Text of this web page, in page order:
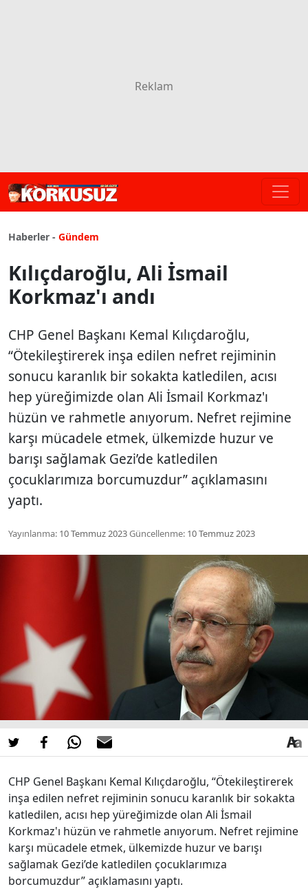
Haberler - Gündem
Kılıçdaroğlu, Ali İsmail
Korkmaz'ı andı
CHP Genel Başkanı Kemal Kılıçdaroğlu,
“Ötekileştirerek inşa edilen nefret rejiminin
sonucu karanlık bir sokakta katledilen, acısı
hep yüreğimizde olan Ali İsmail Korkmaz'ı
hüzün ve rahmetle anıyorum. Nefret rejimine
karşı mücadele etmek, ülkemizde huzur ve
barışı sağlamak Gezi’de katledilen
çocuklarımıza borcumuzdur” açıklamasını
yaptı.
Yayınlanma: 10 Temmuz 2023Güncellenme: 10 Temmuz 2023
CHP Genel Başkanı Kemal Kılıçdaroğlu, “Ötekileştirerek
inşa edilen nefret rejiminin sonucu karanlık bir sokakta
katledilen, acısı hep yüreğimizde olan Ali İsmail
Korkmaz'ı hüzün ve rahmetle anıyorum. Nefret rejimine
karşı mücadele etmek, ülkemizde huzur ve barışı
sağlamak Gezi’de katledilen çocuklarımıza
borcumuzdur” açıklamasını yaptı.